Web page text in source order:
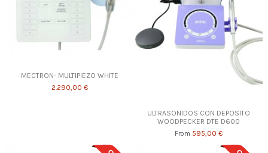
MECTRON- MULTIPIEZO WHITE
2.290,00 €
ULTRASONIDOS CON DEPOSITO
WOODPECKER DTE D600
From 595,00 €